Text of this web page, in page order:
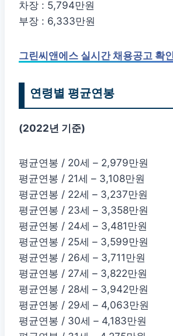
차장 : 5,794만원
부장 : 6,333만원
그린씨앤에스 실시간 채용공고 확
연령별 평균연봉
(2022년 기준)
평균연봉 / 20세 – 2,979만원
평균연봉 / 21세 – 3,108만원
평균연봉 / 22세 – 3,237만원
평균연봉 / 23세 – 3,358만원
평균연봉 / 24세 – 3,481만원
평균연봉 / 25세 – 3,599만원
평균연봉 / 26세 – 3,711만원
평균연봉 / 27세 – 3,822만원
평균연봉 / 28세 – 3,942만원
평균연봉 / 29세 – 4,063만원
평균연봉 / 30세 – 4,183만원